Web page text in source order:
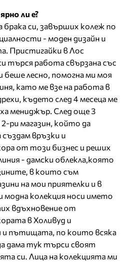
ли е?
брака си, завърших колеж по
- моден дизайн и
Пристигайки в Лос
търся работа свързана със
лесно, помогна ми моя
като ме взе на работа в
където след 4 месеца ме
мениджър. След още 3
ри магазин, който да
връзки и
от този бизнес и реших
- дамски облекла,която
в които съм
на мои приятелки и в
колекция носи името
вдъхновение от
в Холивуд и
и пътищата, по които всяка
дама тук търси своят
си. Лица на колекцията ми